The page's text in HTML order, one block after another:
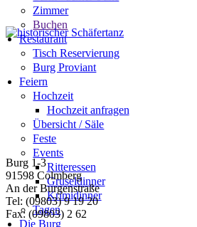
Zimmer
Buchen
Restaurant
Tisch Reservierung
Burg Proviant
Feiern
Hochzeit
Hochzeit anfragen
Übersicht / Säle
Feste
Events
Ritteressen
Gruseldinner
Krimidinner
Tagen
Die Burg
Burg 1-3
91598 Colmberg
An der Burgenstraße
Tel: (09803) 9 19 20
Fax: (09803) 2 62